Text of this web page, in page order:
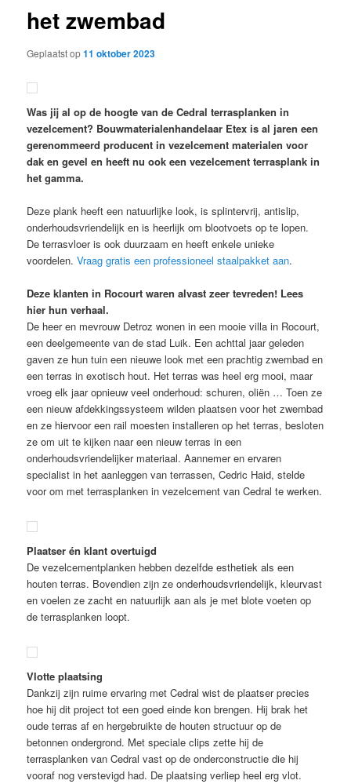
het zwembad
Geplaatst op11 oktober 2023
Was jij al op de hoogte van de Cedral terrasplanken in
vezelcement? Bouwmaterialenhandelaar Etex is al jaren een
gerenommeerd producent in vezelcement materialen voor
dak en gevel en heeft nu ook een vezelcement terrasplank in
het gamma.
Deze plank heeft een natuurlijke look, is splintervrij, antislip,
onderhoudsvriendelijk en is heerlijk om blootvoets op te lopen.
De terrasvloer is ook duurzaam en heeft enkele unieke
voordelen.Vraag gratis een professioneel staalpakket aan.
Deze klanten in Rocourt waren alvast zeer tevreden! Lees
hier hun verhaal.
De heer en mevrouw Detroz wonen in een mooie villa in Rocourt,
een deelgemeente van de stad Luik. Een achttal jaar geleden
gaven ze hun tuin een nieuwe look met een prachtig zwembad en
een terras in exotisch hout. Het terras was heel erg mooi, maar
vroeg elk jaar opnieuw veel onderhoud: schuren, oliën … Toen ze
een nieuw afdekkingssysteem wilden plaatsen voor het zwembad
en ze hiervoor een rail moesten installeren op het terras, besloten
ze om uit te kijken naar een nieuw terras in een
onderhoudsvriendelijker materiaal. Aannemer en ervaren
specialist in het aanleggen van terrassen, Cedric Haid, stelde
voor om met terrasplanken in vezelcement van Cedral te werken.
Plaatser én klant overtuigd
De vezelcementplanken hebben dezelfde esthetiek als een
houten terras. Bovendien zijn ze onderhoudsvriendelijk, kleurvast
en voelen ze zacht en natuurlijk aan als je met blote voeten op
de terrasplanken loopt.
Vlotte plaatsing
Dankzij zijn ruime ervaring met Cedral wist de plaatser precies
hoe hij dit project tot een goed einde kon brengen. Hij brak het
oude terras af en hergebruikte de houten structuur op de
betonnen ondergrond. Met speciale clips zette hij de
terrasplanken van Cedral vast op de onderconstructie die hij
vooraf nog verstevigd had. De plaatsing verliep heel erg vlot.